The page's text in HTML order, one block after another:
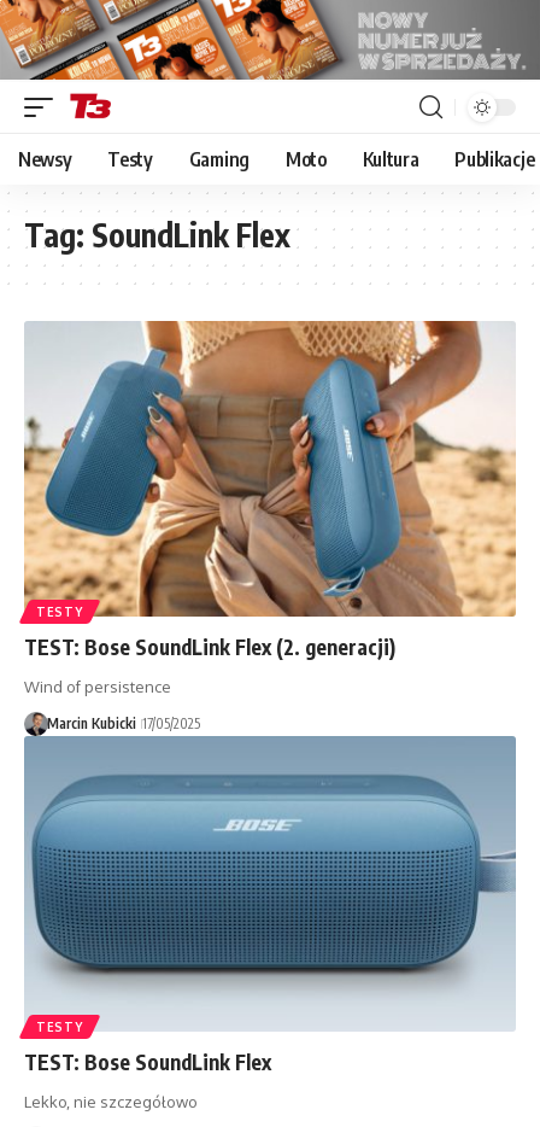
Newsy Testy Gaming Moto Kultura Publikacje
Tag: SoundLink Flex
TESTY
TEST: Bose SoundLink Flex (2. generacji)
Wind of persistence
Marcin Kubicki 17/05/2025
TESTY
TEST: Bose SoundLink Flex
Lekko, nie szczegółowo